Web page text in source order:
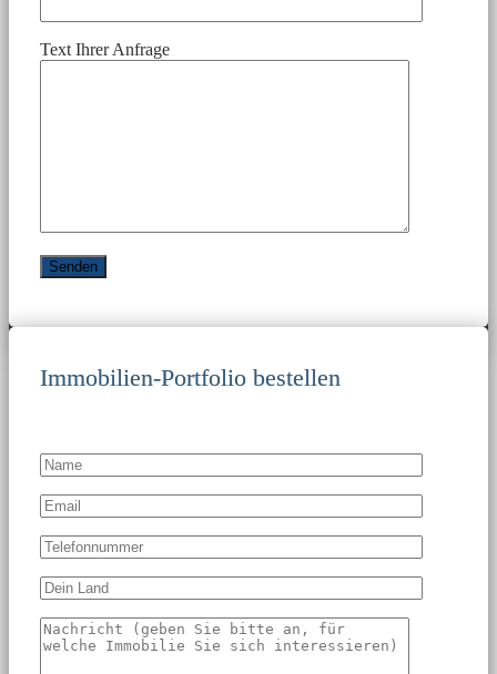
Text Ihrer Anfrage
Immobilien-Portfolio bestellen